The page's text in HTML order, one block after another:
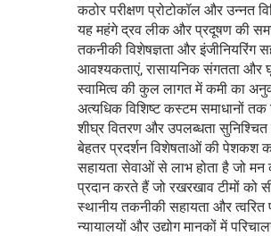
कठोर परीक्षण प्रोटोकॉल और उन्नत
यह महंगे द्रव लीक और प्रदूषण की
तकनीकी विशेषज्ञता और इंजीनियरिंग
आवश्यकताएं, रासायनिक संगतता और
स्वामित्व की कुल लागत में कमी का
अत्यधिक विशिष्ट कस्टम समाधानों तक
शीघ्र वितरण और उपलब्धता सुनिश्चित
बेहतर प्रदर्शन विशेषताओं की पेशकश
सहायता सेवाओं से लाभ होता है जो मन
प्रदान करते हैं जो रखरखाव टीमों को
स्थानीय तकनीकी सहायता और त्वरित
न्यायालयों और उद्योग मानकों में